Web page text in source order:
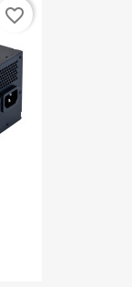
favorite_border